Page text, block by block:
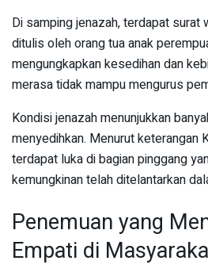
Di samping jenazah, terdapat surat
ditulis oleh orang tua anak
mengungkapkan kesedihan dan
merasa tidak mampu mengurus
Kondisi jenazah menunjukkan
menyedihkan. Menurut keterangan
terdapat luka di bagian pinggang
kemungkinan telah ditelantarkan
Penemuan yang
Empati di